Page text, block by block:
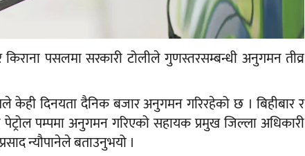
किराना पसलमा सरकारी टोलीले गुणस्तरसम्बन्धी अनुगमन तीव्र
केही दिनयता दैनिक बजार अनुगमन गरिरहेको छ । बिहीबार र
पेट्रोल पम्पमा अनुगमन गरिएको सहायक प्रमुख जिल्ला अधिकारी
न्यौपानेले बताउनुभयो ।